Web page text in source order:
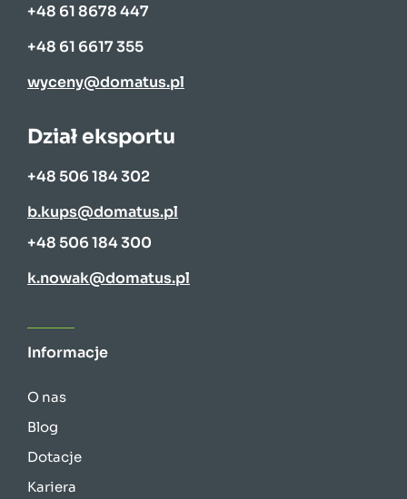
+48 61 8678 447
+48 61 6617 355
wyceny@domatus.pl
Dział eksportu
+48 506 184 302
b.kups@domatus.pl
+48 506 184 300
k.nowak@domatus.pl
Informacje
O nas
Blog
Dotacje
Kariera